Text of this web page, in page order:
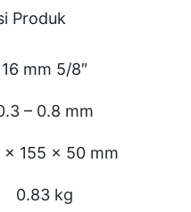
16 mm 5/8″
– 0.8 mm
x 155 x 50 mm
0.83 kg